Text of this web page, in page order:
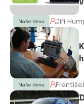
Naše téma Jiří
Naše téma